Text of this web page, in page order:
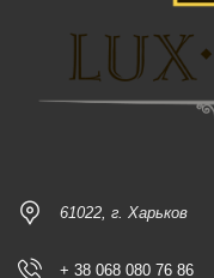
61022, г. Харьков
+ 38 068 080 76 86